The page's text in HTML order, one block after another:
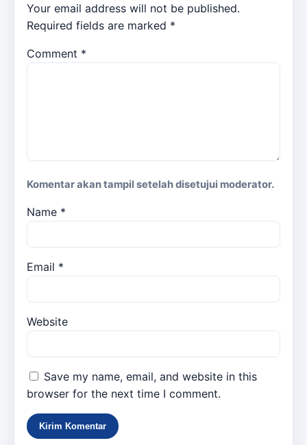
Your email address will not be published.
Required fields are marked *
Comment *
Komentar akan tampil setelah disetujui moderator.
Name *
Email *
Website
Save my name, email, and website in this
browser for the next time I comment.